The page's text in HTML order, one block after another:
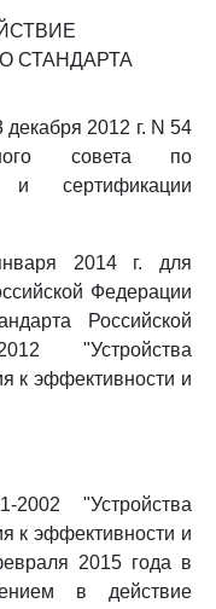
СТАНДАРТА
декабря 2012 г. N 54
совета по
и сертификации
2014 г. для
Федерации
Российской
"Устройства
к эффективности и
"Устройства
к эффективности и
2015 года в
в действие